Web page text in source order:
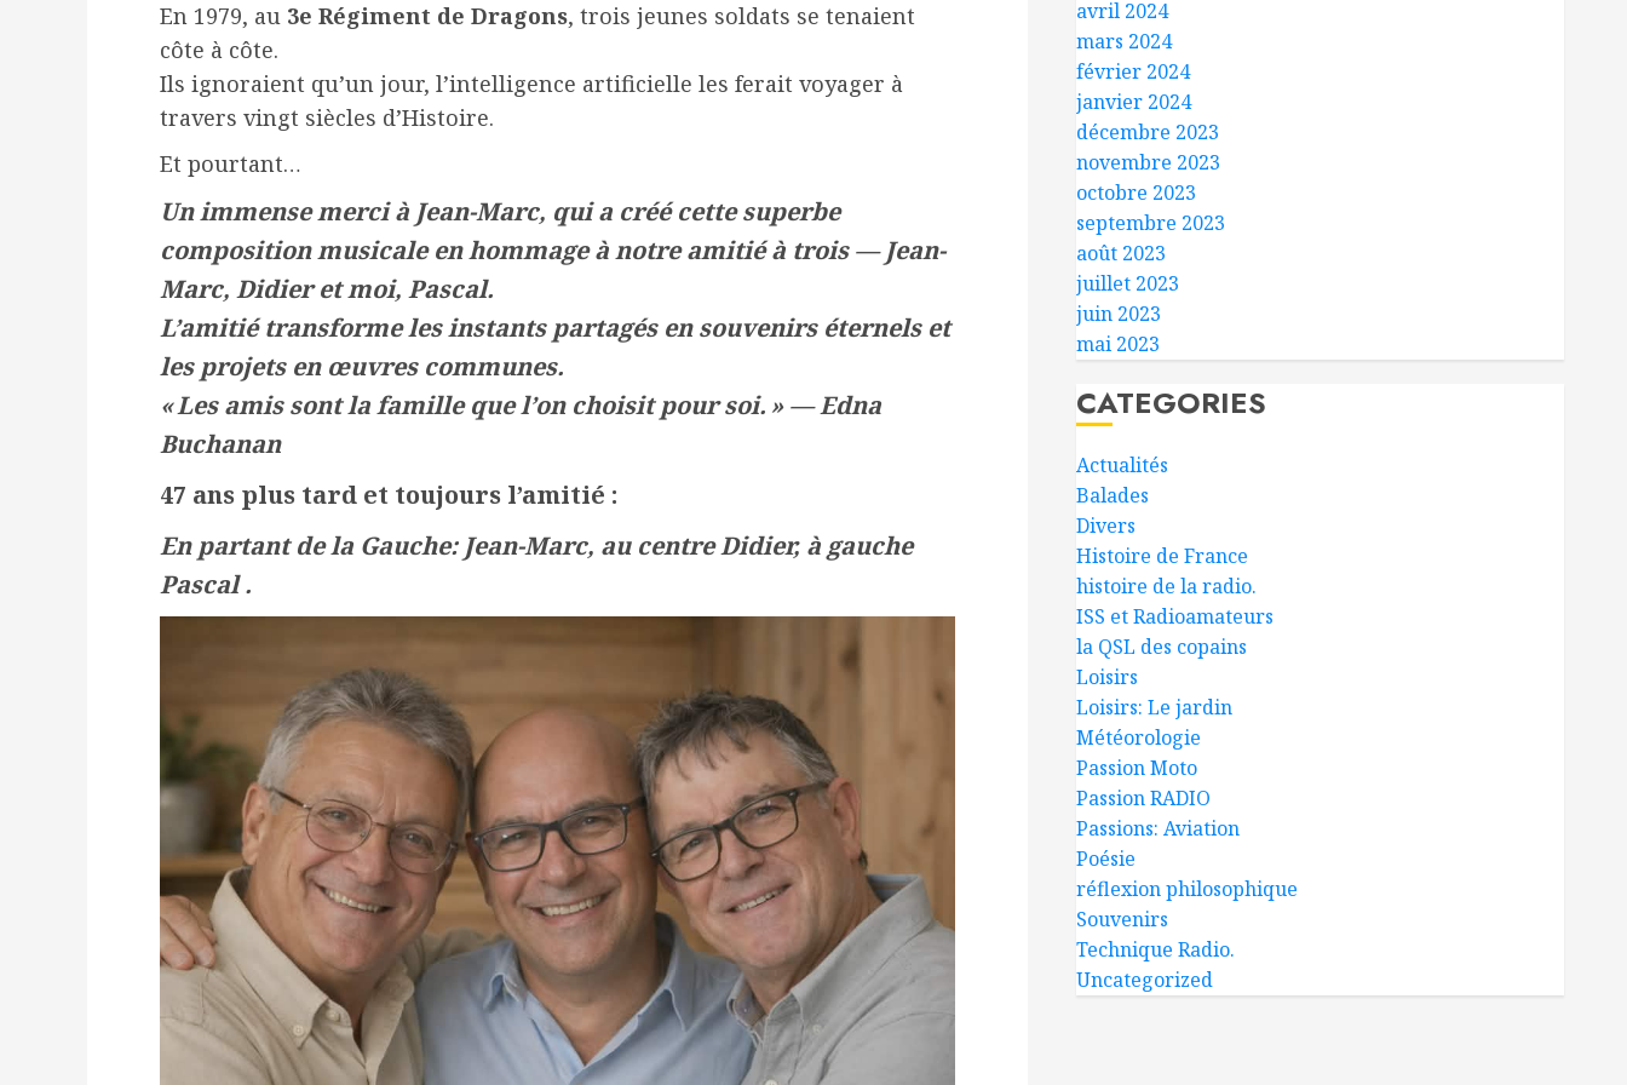
En 1979, au 3e Régiment de Dragons, trois jeunes soldats se tenaient
côte à côte.
Ils ignoraient qu’un jour, l’intelligence artificielle les ferait voyager à
travers vingt siècles d’Histoire.
Et pourtant…
Un immense merci à Jean-Marc, qui a créé cette superbe
composition musicale en hommage à notre amitié à trois — Jean-
Marc, Didier et moi, Pascal.
L’amitié transforme les instants partagés en souvenirs éternels et
les projets en œuvres communes.
« Les amis sont la famille que l’on choisit pour soi. » — Edna
Buchanan
47 ans plus tard et toujours l’amitié :
En partant de la Gauche: Jean-Marc, au centre Didier, à gauche
Pascal .
avril 2024
mars 2024
février 2024
janvier 2024
décembre 2023
novembre 2023
octobre 2023
septembre 2023
août 2023
juillet 2023
juin 2023
mai 2023
CATEGORIES
Actualités
Balades
Divers
Histoire de France
histoire de la radio.
ISS et Radioamateurs
la QSL des copains
Loisirs
Loisirs: Le jardin
Météorologie
Passion Moto
Passion RADIO
Passions: Aviation
Poésie
réflexion philosophique
Souvenirs
Technique Radio.
Uncategorized